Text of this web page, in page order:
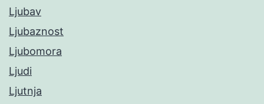
Ljubav
Ljubaznost
Ljubomora
Ljudi
Ljutnja